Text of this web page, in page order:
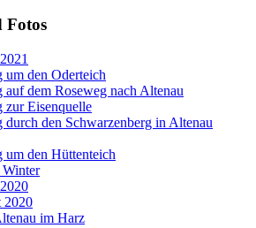
Fotos
um den Oderteich
auf dem Roseweg nach Altenau
zur Eisenquelle
durch den Schwarzenberg in Altenau
um den Hüttenteich
Winter
2020
im Harz